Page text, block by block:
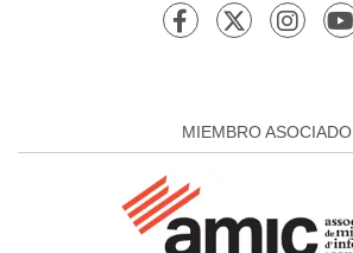
MIEMBRO ASOCIADO